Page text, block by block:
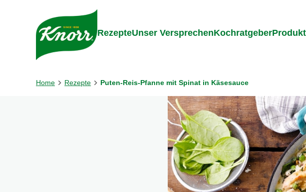
Gehe zu:
RezepteUnser VersprechenKochratgeber
Home Rezepte Puten-Reis-Pfanne mit Spinat in Käsesauce